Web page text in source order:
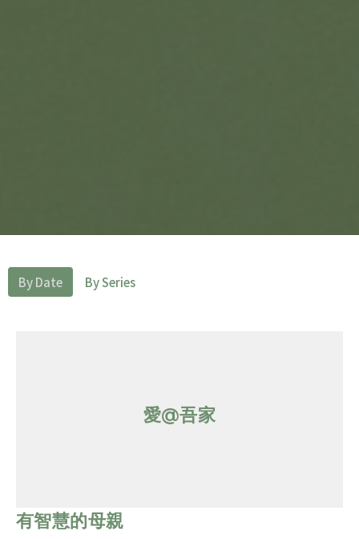
By Date By Series
愛@吾家
有智慧的母親